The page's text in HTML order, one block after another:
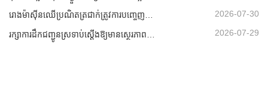
រោងម៉ាស៊ីនឈើប្រណិតត្រជាក់ត្រូវការបញ្ចេញខ្យល់មុនពេលកម្តៅបន្ថែម 2026-07-30
2026-07-29